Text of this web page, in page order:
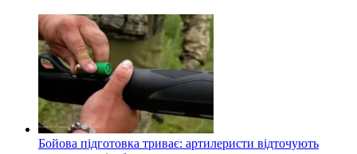
Бойова підготовка триває: артилеристи відточують